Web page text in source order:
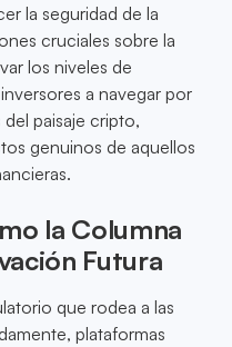
la seguridad de la
cruciales sobre la
los niveles de
a navegar por
paisaje cripto,
genuinos de aquellos
la Columna
Futura
que rodea a las
plataformas